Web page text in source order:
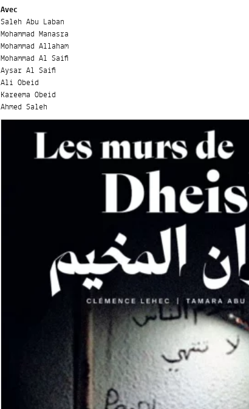
Avec
Saleh Abu Laban
Mohammad Manasra
Mohammad Allaham
Mohammad Al Saifi
Aysar Al Saifi
Ali Obeid
Kareema Obeid
Ahmed Saleh